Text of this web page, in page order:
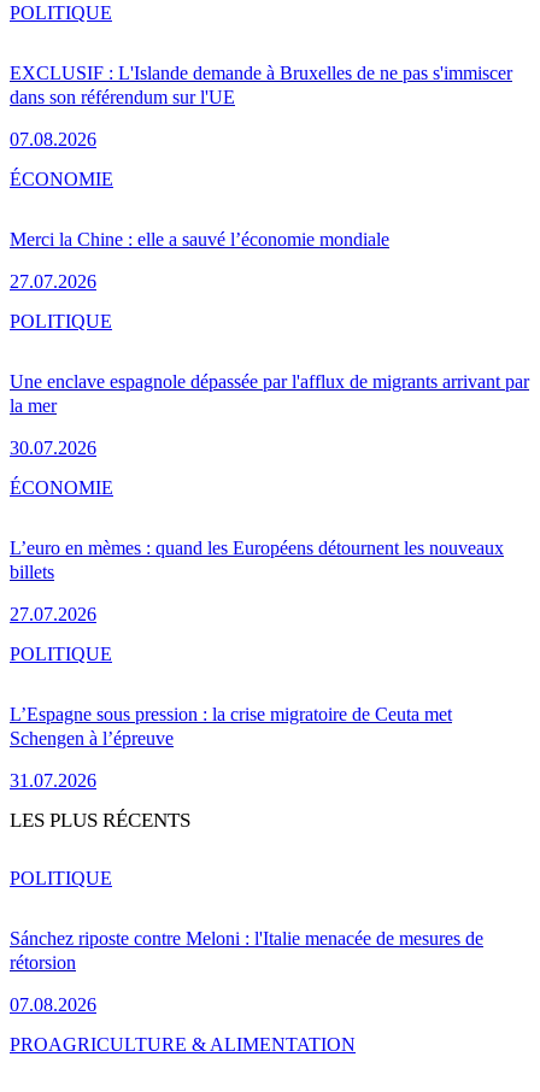
EXCLUSIF : L'Islande demande à Bruxelles de ne pas s'immiscer
dans son référendum sur l'UE
07.08.2026
POLITIQUE
Merci la Chine : elle a sauvé l’économie mondiale
27.07.2026
ÉCONOMIE
Une enclave espagnole dépassée par l'afflux de migrants arrivant par
la mer
30.07.2026
POLITIQUE
L’euro en mèmes : quand les Européens détournent les nouveaux
billets
27.07.2026
ÉCONOMIE
L’Espagne sous pression : la crise migratoire de Ceuta met
Schengen à l’épreuve
31.07.2026
POLITIQUE
LES PLUS RÉCENTS
Sánchez riposte contre Meloni : l'Italie menacée de mesures de
rétorsion
07.08.2026
POLITIQUE
PROAGRICULTURE & ALIMENTATION